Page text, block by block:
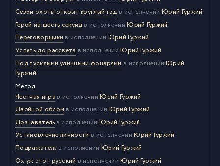
Сезон охоты открыт круглый год в исполненииЮрий Гуржий
Герой на шесть секунд в исполненииЮрий Гуржий
Переговорщики в исполнении Юрий Гуржий
Успеть до рассвета в исполненииЮрий Гуржий
Под тусклыми уличными фонарями в исполненииЮрий
Гуржий
Метод
Честная игра в исполненииЮрий Гуржий
Двойной облом в исполнении Юрий Гуржий
Дознаватель в исполненииЮрий Гуржий
Установление личности в исполненииЮрий Гуржий
Подражатель в исполненииЮрий Гуржий
Ох уж этот русский в исполненииЮрий Гуржий